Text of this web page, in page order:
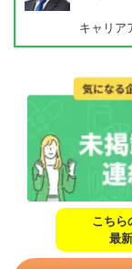
キャリ
こちら
最